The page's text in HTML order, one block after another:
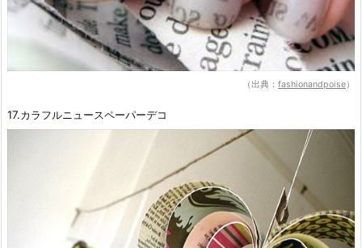
（出典： fashionandpoise）
17.カラフルニュースペーパーデコ